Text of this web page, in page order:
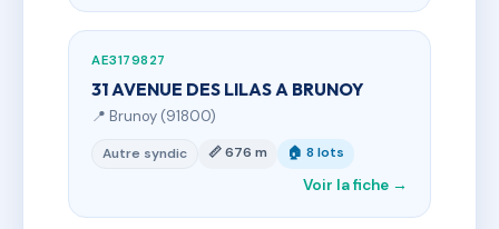
AE3179827
31 AVENUE DES LILAS A BRUNOY
📍 Brunoy (91800)
Autre syndic 📏 676 m 🏠 8 lots
Voir la fiche →